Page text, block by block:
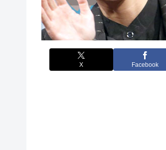
X Facebook